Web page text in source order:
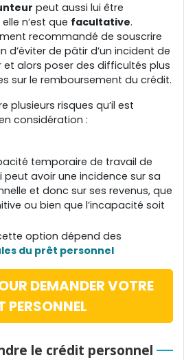
peut aussi lui être
n’est que facultative.
recommandé de souscrire
d’éviter de pâtir d’un incident de
et alors poser des difficultés plus
sur le remboursement du crédit.
plusieurs risques qu’il est
considération :
temporaire de travail de
peut avoir une incidence sur sa
et donc sur ses revenus, que
ou bien que l’incapacité soit
option dépend des
du prêt personnel
DEMANDER VOTRE
PERSONNEL
le crédit personnel